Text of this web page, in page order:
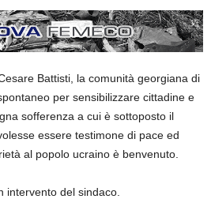
Battisti, la comunità georgiana di
per sensibilizzare cittadine e
sofferenza a cui è sottoposto il
essere testimone di pace ed
al popolo ucraino è benvenuto.
intervento del sindaco.